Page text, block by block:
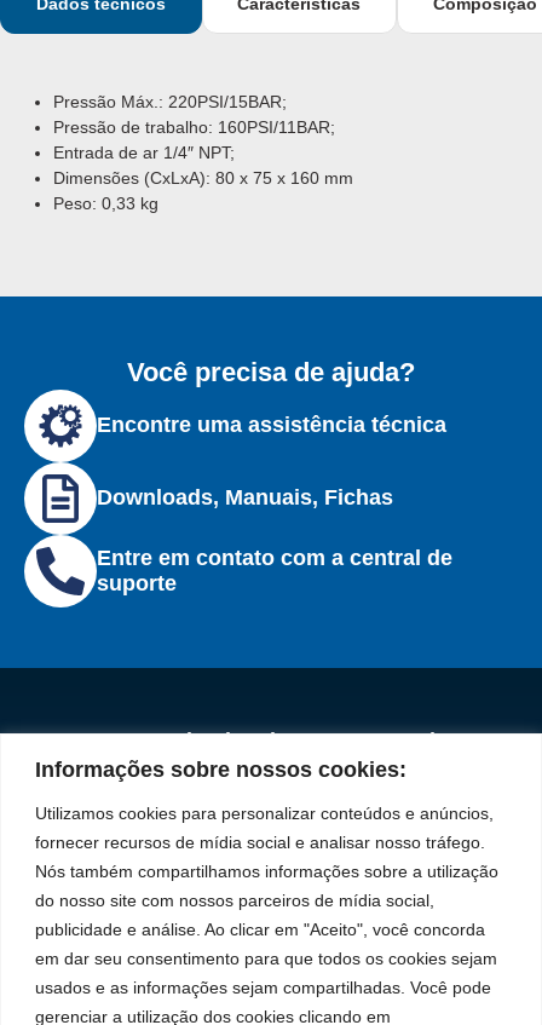
Informações sobre nossos cookies:
Utilizamos cookies para personalizar conteúdos e anúncios,
fornecer recursos de mídia social e analisar nosso tráfego.
Nós também compartilhamos informações sobre a utilização
do nosso site com nossos parceiros de mídia social,
publicidade e análise. Ao clicar em "Aceito", você concorda
em dar seu consentimento para que todos os cookies sejam
usados e as informações sejam compartilhadas. Você pode
gerenciar a utilização dos cookies clicando em
Pressão Máx.: 220PSI/15BAR;
Pressão de trabalho: 160PSI/11BAR;
Entrada de ar 1/4″ NPT;
Dimensões (CxLxA): 80 x 75 x 160 mm
Peso: 0,33 kg
Você precisa de ajuda?
Encontre uma assistência técnica
Downloads, Manuais, Fichas
Entre em contato com a central de
suporte
líder
em
fabricação
de
equipamentos
para
lubrificação
Privacidade
de
Cookies
Institucional
Produtos
Assistências
Seja um
Trabalhe
Localização
Rua Tiradentes,
931 – Anexo
Anita Franchini,
50/96
Bairro: Santa
Conosco
5050
Redes
Sociais
Youtube
Instagram